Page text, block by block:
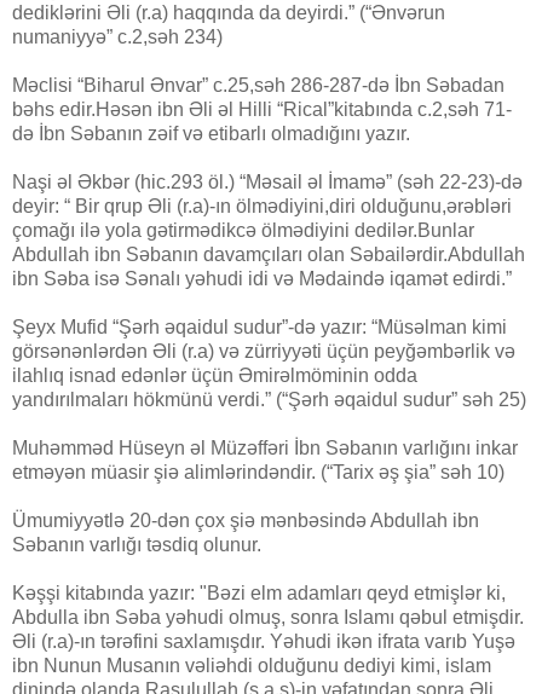
dediklərini Əli (r.a) haqqında da deyirdi.” (“Ənvərun
numaniyyə” c.2,səh 234)
Məclisi “Biharul Ənvar” c.25,səh 286-287-də İbn Səbadan
bəhs edir.Həsən ibn Əli əl Hilli “Rical”kitabında c.2,səh 71-
də İbn Səbanın zəif və etibarlı olmadığını yazır.
Naşi əl Əkbər (hic.293 öl.) “Məsail əl İmamə” (səh 22-23)-də
deyir: “ Bir qrup Əli (r.a)-ın ölmədiyini,diri olduğunu,ərəbləri
çomağı ilə yola gətirmədikcə ölmədiyini dedilər.Bunlar
Abdullah ibn Səbanın davamçıları olan Səbailərdir.Abdullah
ibn Səba isə Sənalı yəhudi idi və Mədaində iqamət edirdi.”
Şeyx Mufid “Şərh əqaidul sudur”-də yazır: “Müsəlman kimi
görsənənlərdən Əli (r.a) və zürriyyəti üçün peyğəmbərlik və
ilahlıq isnad edənlər üçün Əmirəlmöminin odda
yandırılmaları hökmünü verdi.” (“Şərh əqaidul sudur” səh 25)
Muhəmməd Hüseyn əl Müzəffəri İbn Səbanın varlığını inkar
etməyən müasir şiə alimlərindəndir. (“Tarix əş şia” səh 10)
Ümumiyyətlə 20-dən çox şiə mənbəsində Abdullah ibn
Səbanın varlığı təsdiq olunur.
Kəşşi kitabında yazır: "Bəzi elm adamları qeyd etmişlər ki,
Abdulla ibn Səba yəhudi olmuş, sonra Islamı qəbul etmişdir.
Əli (r.a)-ın tərəfini saxlamışdır. Yəhudi ikən ifrata varıb Yuşə
ibn Nunun Musanın vəliəhdi olduğunu dediyi kimi, islam
dinində olanda Rasulullah (s.a.s)-in vəfatından sonra Əli